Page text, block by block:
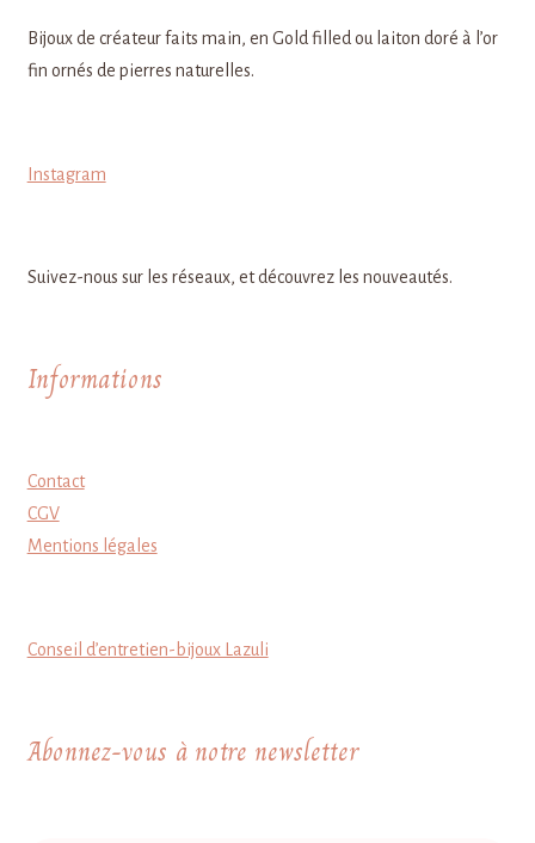
Bijoux de créateur faits main, en Gold filled ou laiton doré à l’or
fin ornés de pierres naturelles.
Instagram
Suivez-nous sur les réseaux, et découvrez les nouveautés.
Informations
Contact
CGV
Mentions légales
Conseil d’entretien-bijoux Lazuli
Abonnez-vous à notre newsletter